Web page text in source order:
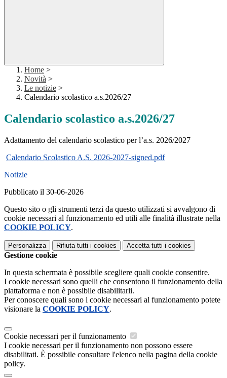
Home >
Novità >
Le notizie >
Calendario scolastico a.s.2026/27
Calendario scolastico a.s.2026/27
Adattamento del calendario scolastico per l’a.s. 2026/2027
Calendario Scolastico A.S. 2026-2027-signed.pdf
Notizie
Pubblicato il 30-06-2026
Questo sito o gli strumenti terzi da questo utilizzati si avvalgono di
cookie necessari al funzionamento ed utili alle finalità illustrate nella
COOKIE POLICY.
Personalizza Rifiuta tutti i cookies Accetta tutti i cookies
Gestione cookie
In questa schermata è possibile scegliere quali cookie consentire.
I cookie necessari sono quelli che consentono il funzionamento della
piattaforma e non è possibile disabilitarli.
Per conoscere quali sono i cookie necessari al funzionamento potete
visionare la COOKIE POLICY.
Cookie necessari per il funzionamento
I cookie necessari per il funzionamento non possono essere
disabilitati. È possibile consultare l'elenco nella pagina della cookie
policy.